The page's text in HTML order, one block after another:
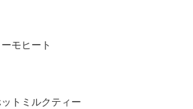
モヒート
トミルクティー